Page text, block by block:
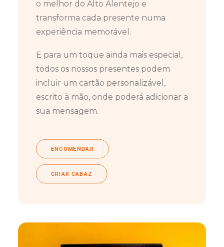
o melhor do Alto Alentejo e
transforma cada presente numa
experiência memorável.
E para um toque ainda mais especial,
todos os nossos presentes podem
incluir um cartão personalizável,
escrito à mão, onde poderá adicionar a
sua mensagem.
ENCOMENDAR
CRIAR CABAZ